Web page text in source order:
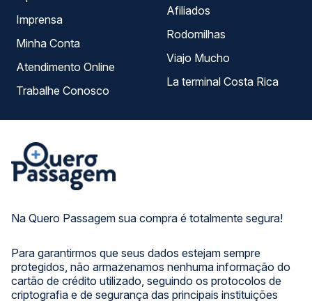
Na Quero Passagem sua compra é totalmente segura!
Para garantirmos que seus dados estejam sempre
protegidos, não armazenamos nenhuma informação do
cartão de crédito utilizado, seguindo os protocolos de
criptografia e de segurança das principais instituições
Imprensa
Minha Conta
Atendimento Online
Trabalhe Conosco
Afiliados
Rodomilhas
Viajo Mucho
La terminal Costa Rica